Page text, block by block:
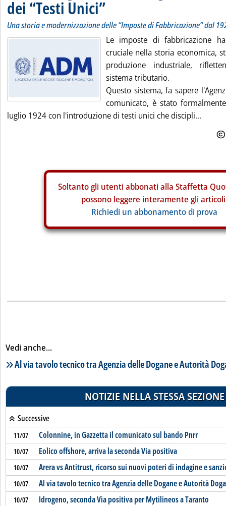
dei “Testi Unici”
Una storia e modernizzazione delle “Imposte di Fabbricazione” dal
Le imposte di fabbricazione
cruciale nella storia economica,
produzione industriale,
sistema tributario.
Questo sistema, fa sapere
comunicato, è stato
luglio 1924 con l'introduzione di testi unici che discipli...
Soltanto gli utenti abbonati alla Staffetta
possono leggere interamente gli
Richiedi un abbonamento di prova
Vedi anche...
Lista notizie correlate
Al via tavolo tecnico tra Agenzia delle Dogane e Autorità
NOTIZIE NELLA STESSA SEZIONE
Successive
11/07 Colonnine, in Gazzetta il comunicato sul bando Pnrr
10/07 Eolico offshore, arriva la seconda Via positiva
10/07 Arera vs Antitrust, ricorso sui nuovi poteri di indagine e
10/07 Al via tavolo tecnico tra Agenzia delle Dogane e Autorità
10/07 Idrogeno, seconda Via positiva per Mytilineos a Taranto